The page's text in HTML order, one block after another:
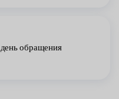
обращения